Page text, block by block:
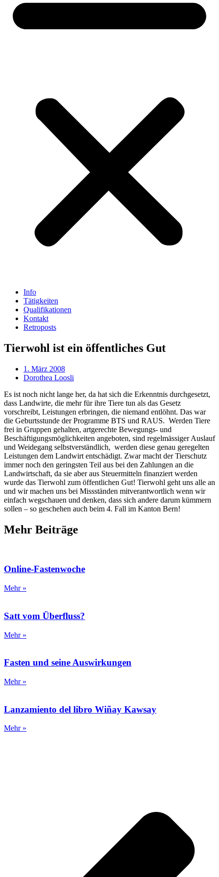
Info
Tätigkeiten
Qualifikationen
Kontakt
Retroposts
Tierwohl ist ein öffentliches Gut
1. März 2008
Dorothea Loosli
Es ist noch nicht lange her, da hat sich die Erkenntnis durchgesetzt,
dass Landwirte, die mehr für ihre Tiere tun als das Gesetz
vorschreibt, Leistungen erbringen, die niemand entlöhnt. Das war
die Geburtsstunde der Programme BTS und RAUS. Werden Tiere
frei in Gruppen gehalten, artgerechte Bewegungs- und
Beschäftigungsmöglichkeiten angeboten, sind regelmässiger Auslauf
und Weidegang selbstverständlich, werden diese genau geregelten
Leistungen dem Landwirt entschädigt. Zwar macht der Tierschutz
immer noch den geringsten Teil aus bei den Zahlungen an die
Landwirtschaft, da sie aber aus Steuermitteln finanziert werden
wurde das Tierwohl zum öffentlichen Gut! Tierwohl geht uns alle an
und wir machen uns bei Missständen mitverantwortlich wenn wir
einfach wegschauen und denken, dass sich andere darum kümmern
sollen – so geschehen auch beim 4. Fall im Kanton Bern!
Mehr Beiträge
Online-Fastenwoche
Mehr »
Satt vom Überfluss?
Mehr »
Fasten und seine Auswirkungen
Mehr »
Lanzamiento del libro Wiñay Kawsay
Mehr »